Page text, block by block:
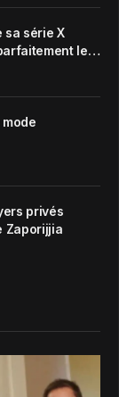
sa série X
le
la marque
privés
Zaporijjia